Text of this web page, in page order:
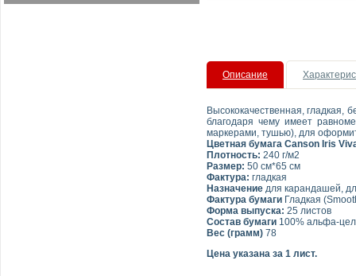
Описание
Высококачественная, гладкая,
благодаря чему имеет
маркерами, тушью), для
Цветная бумага Canson Iris
Плотность: 240 г/м2
Размер: 50 см*65 см
Фактура: гладкая
Назначение для карандашей,
Фактура бумаги Гладкая
Форма выпуска: 25 листов
Состав бумаги 100% альфа-
Вес (грамм) 78
Цена указана за 1 лист.